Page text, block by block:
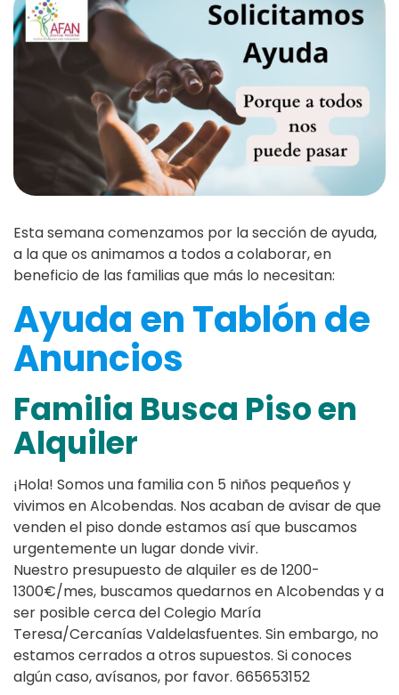
Esta semana comenzamos por la sección de ayuda,
a la que os animamos a todos a colaborar, en
beneficio de las familias que más lo necesitan:
Ayuda en Tablón de
Anuncios
Familia Busca Piso en
Alquiler
¡Hola! Somos una familia con 5 niños pequeños y
vivimos en Alcobendas. Nos acaban de avisar de que
venden el piso donde estamos así que buscamos
urgentemente un lugar donde vivir.
Nuestro presupuesto de alquiler es de 1200-
1300€/mes, buscamos quedarnos en Alcobendas y a
ser posible cerca del Colegio María
Teresa/Cercanías Valdelasfuentes. Sin embargo, no
estamos cerrados a otros supuestos. Si conoces
algún caso, avísanos, por favor. 665653152